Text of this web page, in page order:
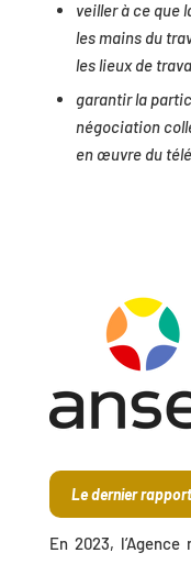
veiller à ce que
les mains du
les lieux de
garantir la
négociation
en œuvre du
Le dernier rapport
En 2023,